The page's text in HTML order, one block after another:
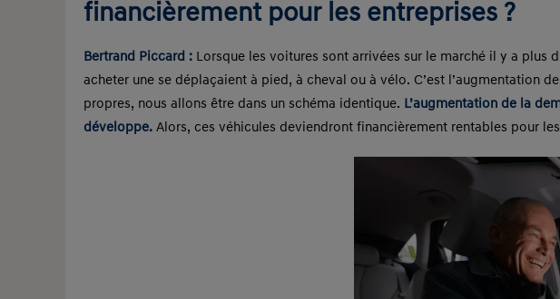
financièrement pour les entreprises ?
Bertrand Piccard : Lorsque les voitures sont arrivées sur le marché il y a plus
acheter une se déplaçaient à pied, à cheval ou à vélo. C’est l’augmentation
propres, nous allons être dans un schéma identique. L’augmentation de la
développe. Alors, ces véhicules deviendront financièrement rentables pour